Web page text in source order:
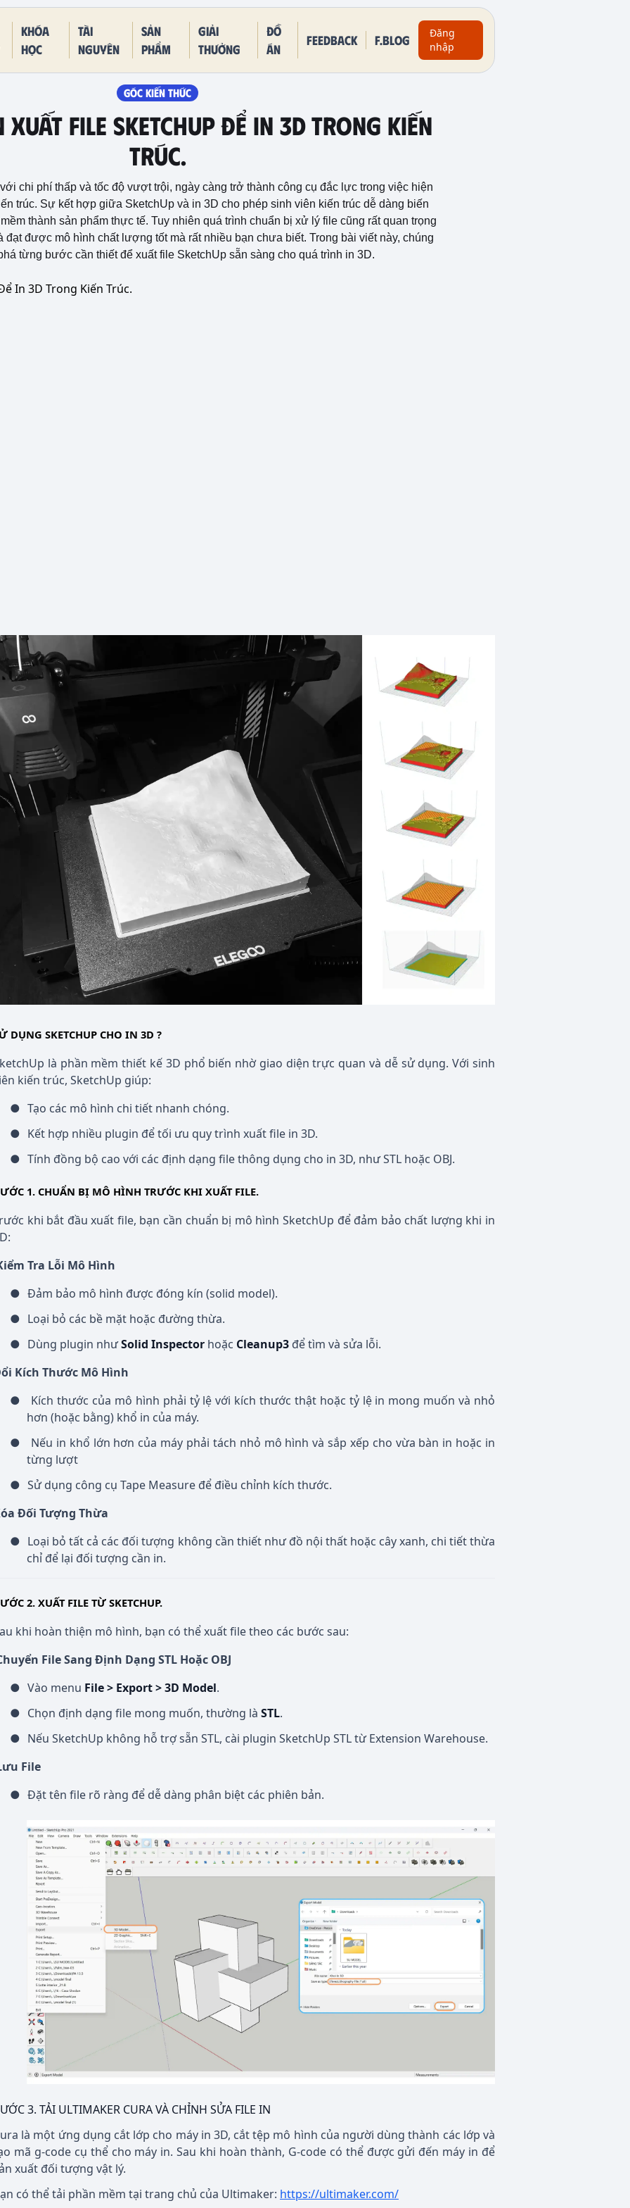
Khóa
học
Tài
nguyên
Sản
phẩm
Giải
thưởng
Đồ
án
Feedback F.BLOG
Đăng
nhập
GÓC KIẾN THỨC
Xuất File SketchUp Để In 3D Trong Kiến
Trúc.
chi phí thấp và tốc độ vượt trội, ngày càng trở thành công cụ đắc lực trong việc hiện
trúc. Sự kết hợp giữa SketchUp và in 3D cho phép sinh viên kiến trúc dễ dàng biến
thành sản phẩm thực tế. Tuy nhiên quá trình chuẩn bị xử lý file cũng rất quan trọng
đạt được mô hình chất lượng tốt mà rất nhiều bạn chưa biết. Trong bài viết này, chúng
từng bước cần thiết để xuất file SketchUp sẵn sàng cho quá trình in 3D.
DỤNG SKETCHUP CHO IN 3D ?
là phần mềm thiết kế 3D phổ biến nhờ giao diện trực quan và dễ sử dụng. Với sinh
kiến trúc, SketchUp giúp:
● Tạo các mô hình chi tiết nhanh chóng.
● Kết hợp nhiều plugin để tối ưu quy trình xuất file in 3D.
● Tính đồng bộ cao với các định dạng file thông dụng cho in 3D, như STL hoặc OBJ.
1. CHUẨN BỊ MÔ HÌNH TRƯỚC KHI XUẤT FILE.
khi bắt đầu xuất file, bạn cần chuẩn bị mô hình SketchUp để đảm bảo chất lượng khi in
Tra Lỗi Mô Hình
● Đảm bảo mô hình được đóng kín (solid model).
● Loại bỏ các bề mặt hoặc đường thừa.
● Dùng plugin nhưSolid Inspector hoặc Cleanup3 để tìm và sửa lỗi.
Kích Thước Mô Hình
●
Kích thước của mô hình phải tỷ lệ với kích thước thật hoặc tỷ lệ in mong muốn và nhỏ
hơn (hoặc bằng) khổ in của máy.
●
Nếu in khổ lớn hơn của máy phải tách nhỏ mô hình và sắp xếp cho vừa bàn in hoặc in
từng lượt
● Sử dụng công cụ Tape Measure để điều chỉnh kích thước.
Đối Tượng Thừa
● Loại bỏ tất cả các đối tượng không cần thiết như đồ nội thất hoặc cây xanh, chi tiết thừa
chỉ để lại đối tượng cần in.
2. XUẤT FILE TỪ SKETCHUP.
khi hoàn thiện mô hình, bạn có thể xuất file theo các bước sau:
File Sang Định Dạng STL Hoặc OBJ
● Vào menu File > Export > 3D Model.
● Chọn định dạng file mong muốn, thường là STL.
● Nếu SketchUp không hỗ trợ sẵn STL, cài plugin SketchUp STL từ Extension Warehouse.
File
● Đặt tên file rõ ràng để dễ dàng phân biệt các phiên bản.
3. TẢI ULTIMAKER CURA VÀ CHỈNH SỬA FILE IN
là một ứng dụng cắt lớp cho máy in 3D, cắt tệp mô hình của người dùng thành các lớp và
mã g-code cụ thể cho máy in. Sau khi hoàn thành, G-code có thể được gửi đến máy in để
xuất đối tượng vật lý.
có thể tải phần mềm tại trang chủ của Ultimaker: https://ultimaker.com/